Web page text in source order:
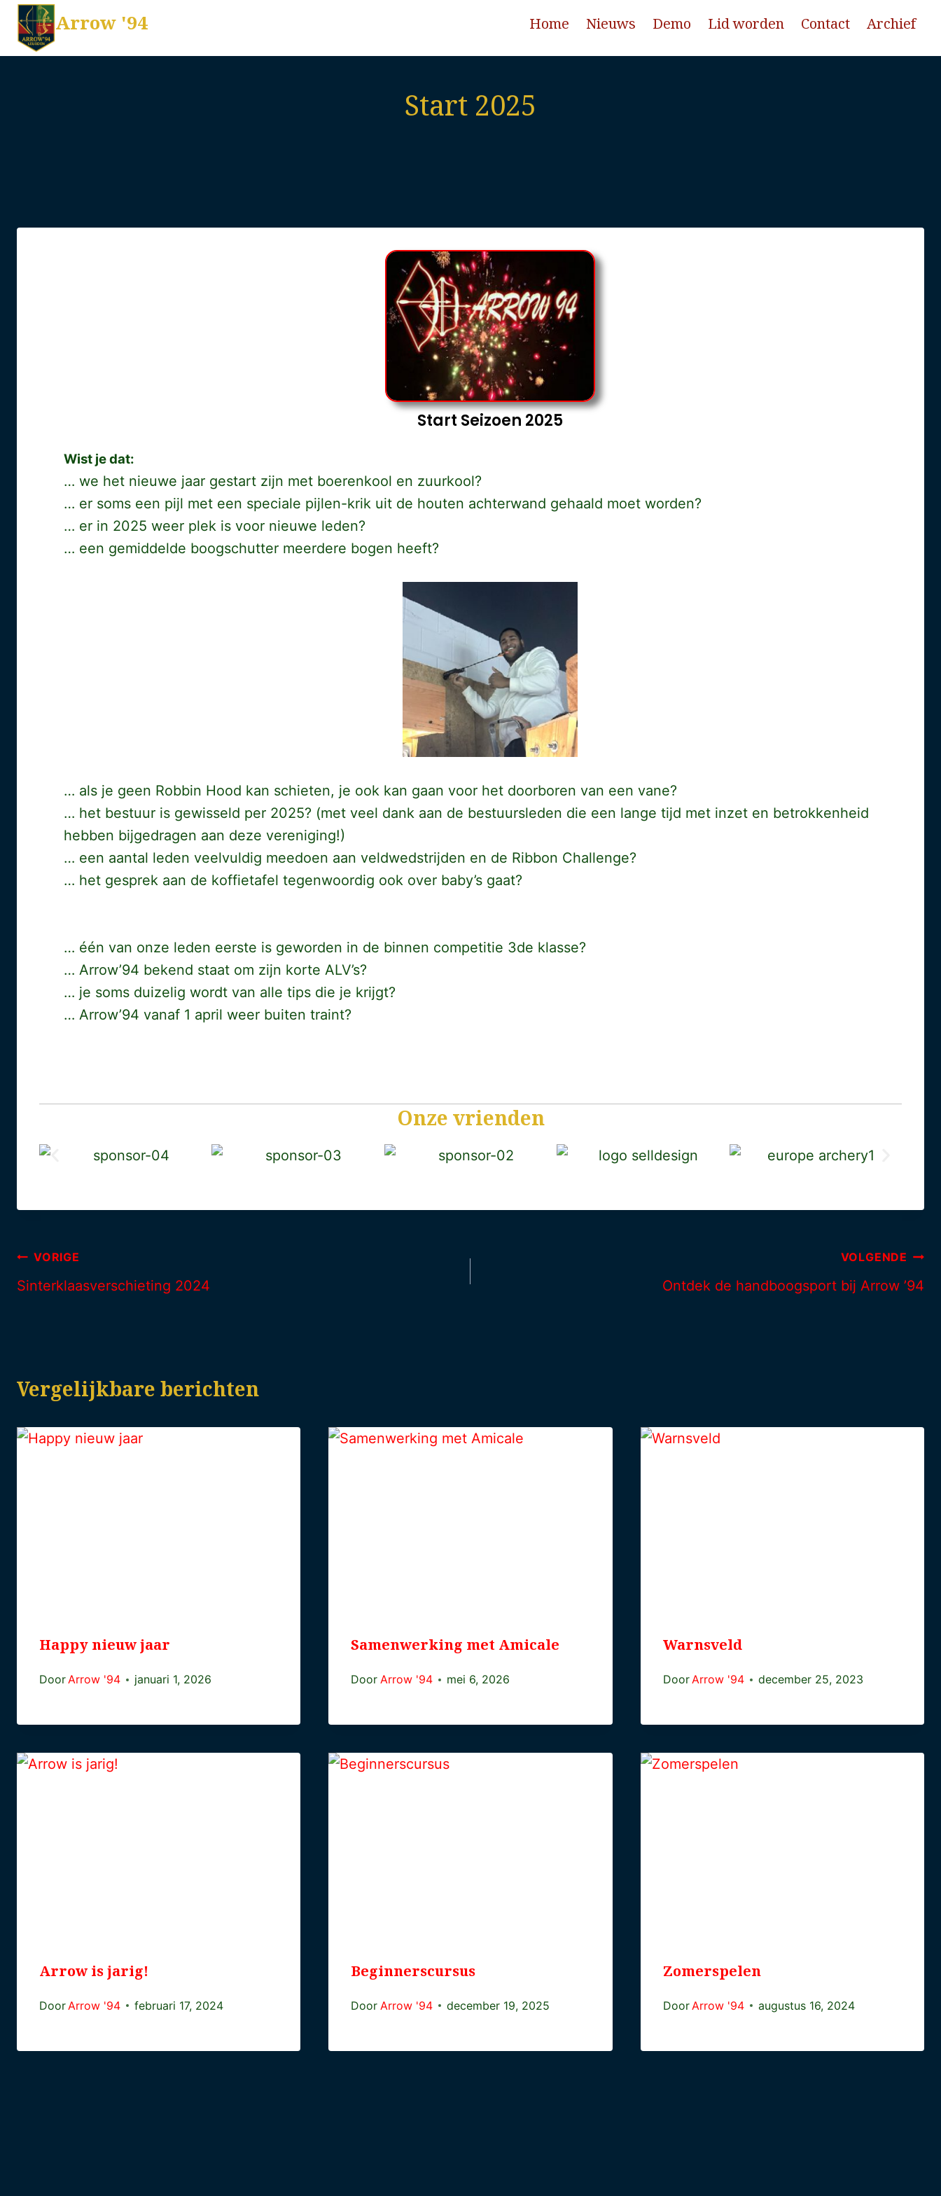
Arrow '94 Home Nieuws Demo Lid worden Contact Archief
Start 2025
Start Seizoen 2025
Wist je dat:
… we het nieuwe jaar gestart zijn met boerenkool en zuurkool?
… er soms een pijl met een speciale pijlen-krik uit de houten achterwand gehaald moet worden?
… er in 2025 weer plek is voor nieuwe leden?
… een gemiddelde boogschutter meerdere bogen heeft?
… als je geen Robbin Hood kan schieten, je ook kan gaan voor het doorboren van een vane?
… het bestuur is gewisseld per 2025? (met veel dank aan de bestuursleden die een lange tijd met inzet en betrokkenheid
hebben bijgedragen aan deze vereniging!)
… een aantal leden veelvuldig meedoen aan veldwedstrijden en de Ribbon Challenge?
… het gesprek aan de koffietafel tegenwoordig ook over baby’s gaat?
… één van onze leden eerste is geworden in de binnen competitie 3de klasse?
… Arrow’94 bekend staat om zijn korte ALV’s?
… je soms duizelig wordt van alle tips die je krijgt?
… Arrow’94 vanaf 1 april weer buiten traint?
Onze vrienden
VORIGE
Sinterklaasverschieting 2024
VOLGENDE
Ontdek de handboogsport bij Arrow ’94
Vergelijkbare berichten
Happy nieuw jaar
DoorArrow '94 januari 1, 2026
Samenwerking met Amicale
Door Arrow '94 mei 6, 2026
Warnsveld
DoorArrow '94 december 25, 2023
Arrow is jarig!
Door Arrow '94 februari 17, 2024
Beginnerscursus
Door Arrow '94 december 19, 2025
Zomerspelen
Door Arrow '94 augustus 16, 2024